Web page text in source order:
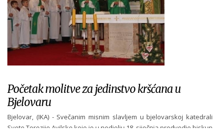
Početak molitve za jedinstvo kršćana u
Bjelovaru
Bjelovar, (IKA) - Svečanim misnim slavljem u bjelovarskoj katedrali
Svete Terezije Avilske koje je u nedjelju 18. siječnja predvodio biskup